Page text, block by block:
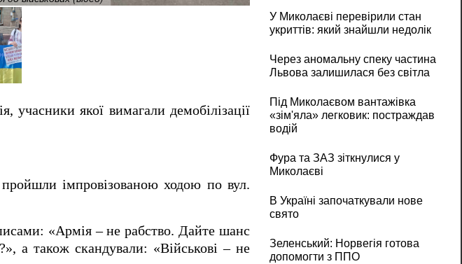
учасники якої вимагали демобілізації
пройшли імпровізованою ходою по вул.
«Армія – не рабство. Дайте шанс
а також скандували: «Військові – не
У Миколаєві перевірили стан
укриттів: який знайшли недолік
Через аномальну спеку частина
Львова залишилася без світла
Під Миколаєвом вантажівка
«зім'яла» легковик: постраждав
водій
Фура та ЗАЗ зіткнулися у
Миколаєві
В Україні започаткували нове
свято
Зеленський: Норвегія готова
допомогти з ППО